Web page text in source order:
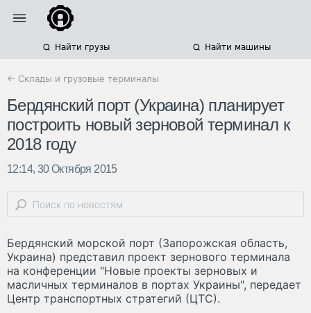
Найти грузы Найти машины
← Склады и грузовые терминалы
Бердянский порт (Украина) планирует
построить новый зерновой терминал к
2018 году
12:14, 30 Октября 2015
Бердянский морской порт (Запорожская область,
Украина) представил проект зернового терминала
на конференции "Новые проекты зерновых и
масличных терминалов в портах Украины", передает
Центр транспортных стратегий (ЦТС).